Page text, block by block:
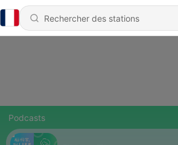
Podcasts